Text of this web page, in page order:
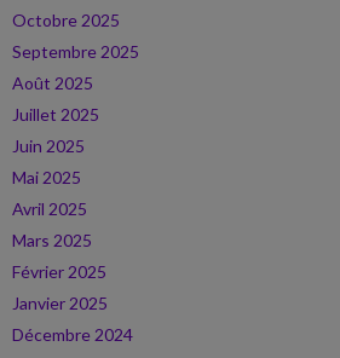
Octobre 2025
Septembre 2025
Août 2025
Juillet 2025
Juin 2025
Mai 2025
Avril 2025
Mars 2025
Février 2025
Janvier 2025
Décembre 2024